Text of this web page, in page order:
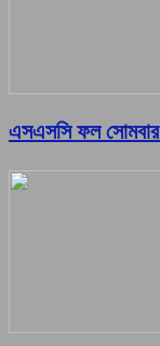
এসএসসি ফল